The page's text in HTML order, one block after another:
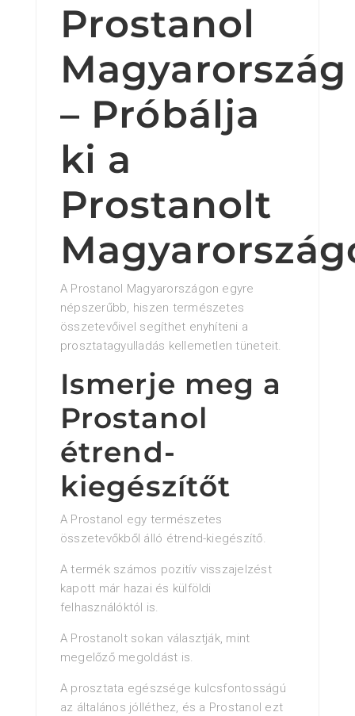
Prostanol
Magyarország
– Próbálja
ki a
Prostanolt
A Prostanol Magyarországon egyre
népszerűbb, hiszen természetes
összetevőivel segíthet enyhíteni a
prosztatagyulladás kellemetlen tüneteit.
Ismerje meg a
Prostanol
étrend-
kiegészítőt
A Prostanol egy természetes
összetevőkből álló étrend-kiegészítő.
A termék számos pozitív visszajelzést
kapott már hazai és külföldi
felhasználóktól is.
A Prostanolt sokan választják, mint
megelőző megoldást is.
A prosztata egészsége kulcsfontosságú
az általános jólléthez, és a Prostanol ezt